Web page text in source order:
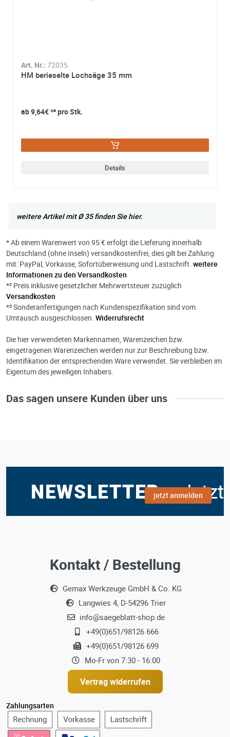
Art. Nr.: 72035
HM berieselte Lochsäge 35 mm
ab9,64€*² pro Stk.
Details
weitere Artikel mit Ø 35 finden Sie hier.
* Ab einem Warenwert von 95 € erfolgt die Lieferung innerhalb
Deutschland (ohne Inseln) versandkostenfrei, dies gilt bei Zahlung
mit: PayPal, Vorkasse, Sofortüberweisung und Lastschrift. weitere
Informationen zu den Versandkosten
*² Preis inklusive gesetzlicher Mehrwertsteuer zuzüglich
Versandkosten
*³ Sonderanfertigungen nach Kundenspezifikation sind vom
Umtausch ausgeschlossen. Widerrufsrecht
Die hier verwendeten Markennamen, Warenzeichen bzw.
eingetragenen Warenzeichen werden nur zur Beschreibung bzw.
Identifikation der entsprechenden Ware verwendet. Sie verbleiben im
Eigentum des jeweiligen Inhabers.
Das sagen unsere Kunden über uns
jetzt anmelden
Kontakt / Bestellung
Gemax Werkzeuge GmbH & Co. KG
Langwies 4, D-54296 Trier
info@saegeblatt-shop.de
+49(0)651/98126 666
+49(0)651/98126 699
Mo-Fr von 7:30 - 16:00
Vertrag widerrufen
Zahlungsarten